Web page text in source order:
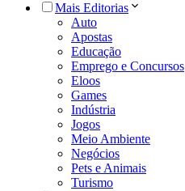
Mais Editorias
Auto
Apostas
Educação
Emprego e Concursos
Eloos
Games
Indústria
Jogos
Meio Ambiente
Negócios
Pets e Animais
Turismo